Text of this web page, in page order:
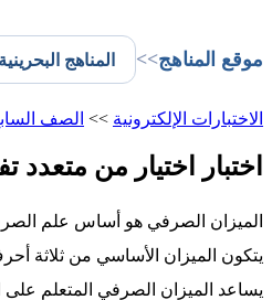
موقع المناهج>>
الاختبارات الإلكترونية >> الصف
اختبار اختيار من
الميزان الصرفي هو أساس علم
يتكون الميزان الأساسي من ثلاثة
يساعد الميزان الصرفي المتعلم على